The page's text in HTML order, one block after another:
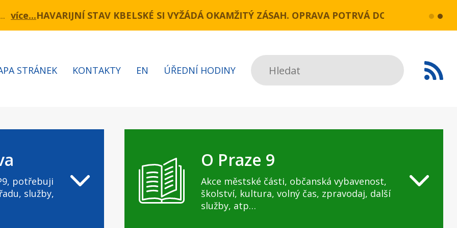
Novopacká – Cínovecká)Komunikace Kbelská
STAV KBELSKÉ SI VYŽÁDÁ OKAMŽITÝ ZÁSAH. OPRAVA POTRVÁ DO POLOVINY SRPNA. Praha,
více...
Hledat
STRÁNEK KONTAKTY EN ÚŘEDNÍ HODINY
potřebuji
služby,
O Praze 9
Akce městské části, občanská vybavenost,
školství, kultura, volný čas, zpravodaj, další
služby, atp…